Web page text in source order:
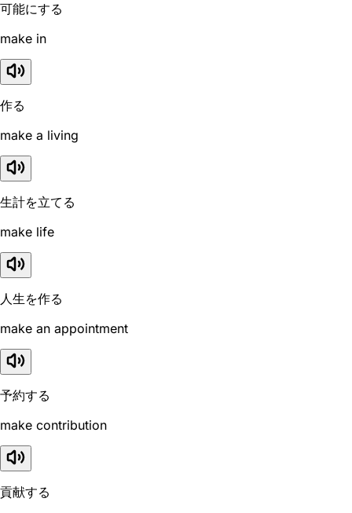
可能にする
make in
作る
make a living
生計を立てる
make life
人生を作る
make an appointment
予約する
make contribution
貢献する